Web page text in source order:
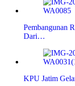
Pembangunan
Dari…
KPU Jatim